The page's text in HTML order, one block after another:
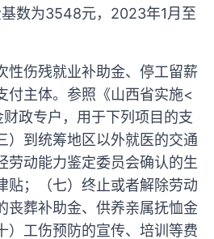
数为3548元，2023年1月至
性伤残就业补助金、停工留薪
付主体。参照《山西省实施<
政专户，用于下列项目的支
）到统筹地区以外就医的交通
劳动能力鉴定委员会确认的生
贴；（七）终止或者解除劳动
丧葬补助金、供养亲属抚恤金
）工伤预防的宣传、培训等费